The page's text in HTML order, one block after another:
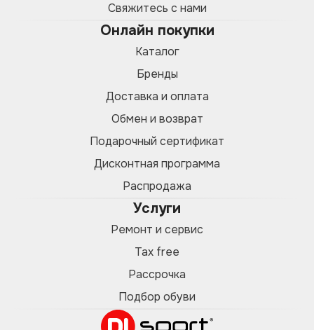
Свяжитесь с нами
Онлайн покупки
Каталог
Бренды
Доставка и оплата
Обмен и возврат
Подарочный сертификат
Дисконтная программа
Распродажа
Услуги
Ремонт и сервис
Tax free
Рассрочка
Подбор обуви